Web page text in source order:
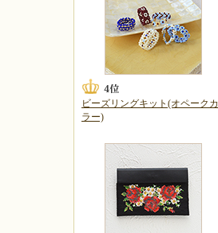
ビーズリングキット(オペークカ
ラー)